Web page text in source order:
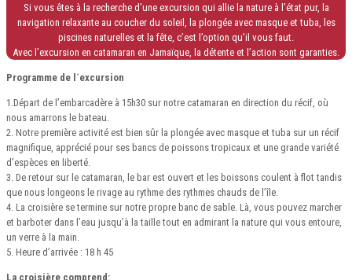
Si vous êtes à la recherche d’une excursion qui allie la nature à l’état pur, la
navigation relaxante au coucher du soleil, la plongée avec masque et tuba, les
piscines naturelles et la fête, c’est l’option qu’il vous faut.
Avec l’excursion en catamaran en Jamaïque, la détente et l’action sont garanties.
Programme de l´excursion
1.Départ de l’embarcadère à 15h30 sur notre catamaran en direction du récif, où
nous amarrons le bateau.
2. Notre première activité est bien sûr la plongée avec masque et tuba sur un récif
magnifique, apprécié pour ses bancs de poissons tropicaux et une grande variété
d’espèces en liberté.
3. De retour sur le catamaran, le bar est ouvert et les boissons coulent à flot tandis
que nous longeons le rivage au rythme des rythmes chauds de l’île.
4. La croisière se termine sur notre propre banc de sable. Là, vous pouvez marcher
et barboter dans l’eau jusqu’à la taille tout en admirant la nature qui vous entoure,
un verre à la main.
5. Heure d’arrivée : 18 h 45
La croisière comprend: